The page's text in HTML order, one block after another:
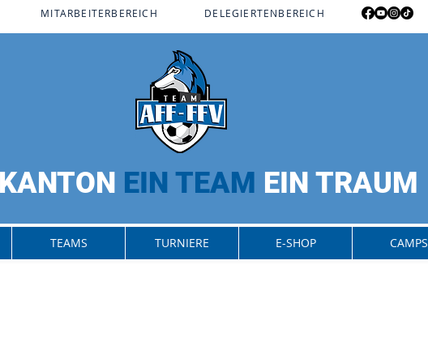
EIN TEAM EIN TRAUM
TEAMS TURNIERE E-SHOP CAMPS
MITARBEITERBEREICH​ DELEGIERTENBEREICH